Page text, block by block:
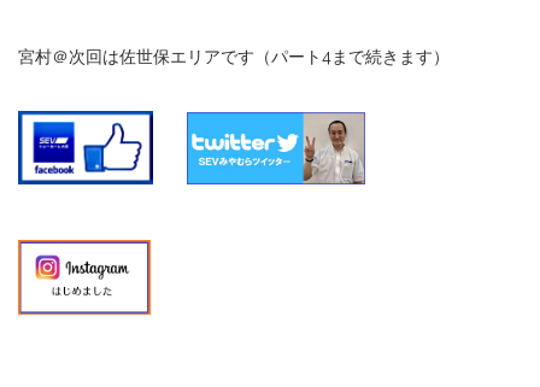
宮村＠次回は佐世保エリアです（パート4まで続きます）